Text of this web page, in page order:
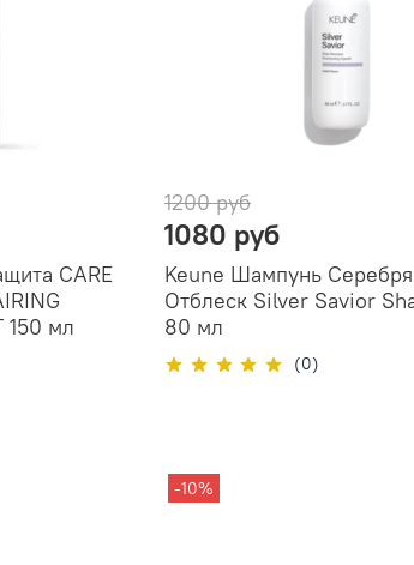
CARE
150 мл
1200 руб
1080 руб
Keune Шампунь
Отблеск Silver Savior
80 мл
(0)
-10%